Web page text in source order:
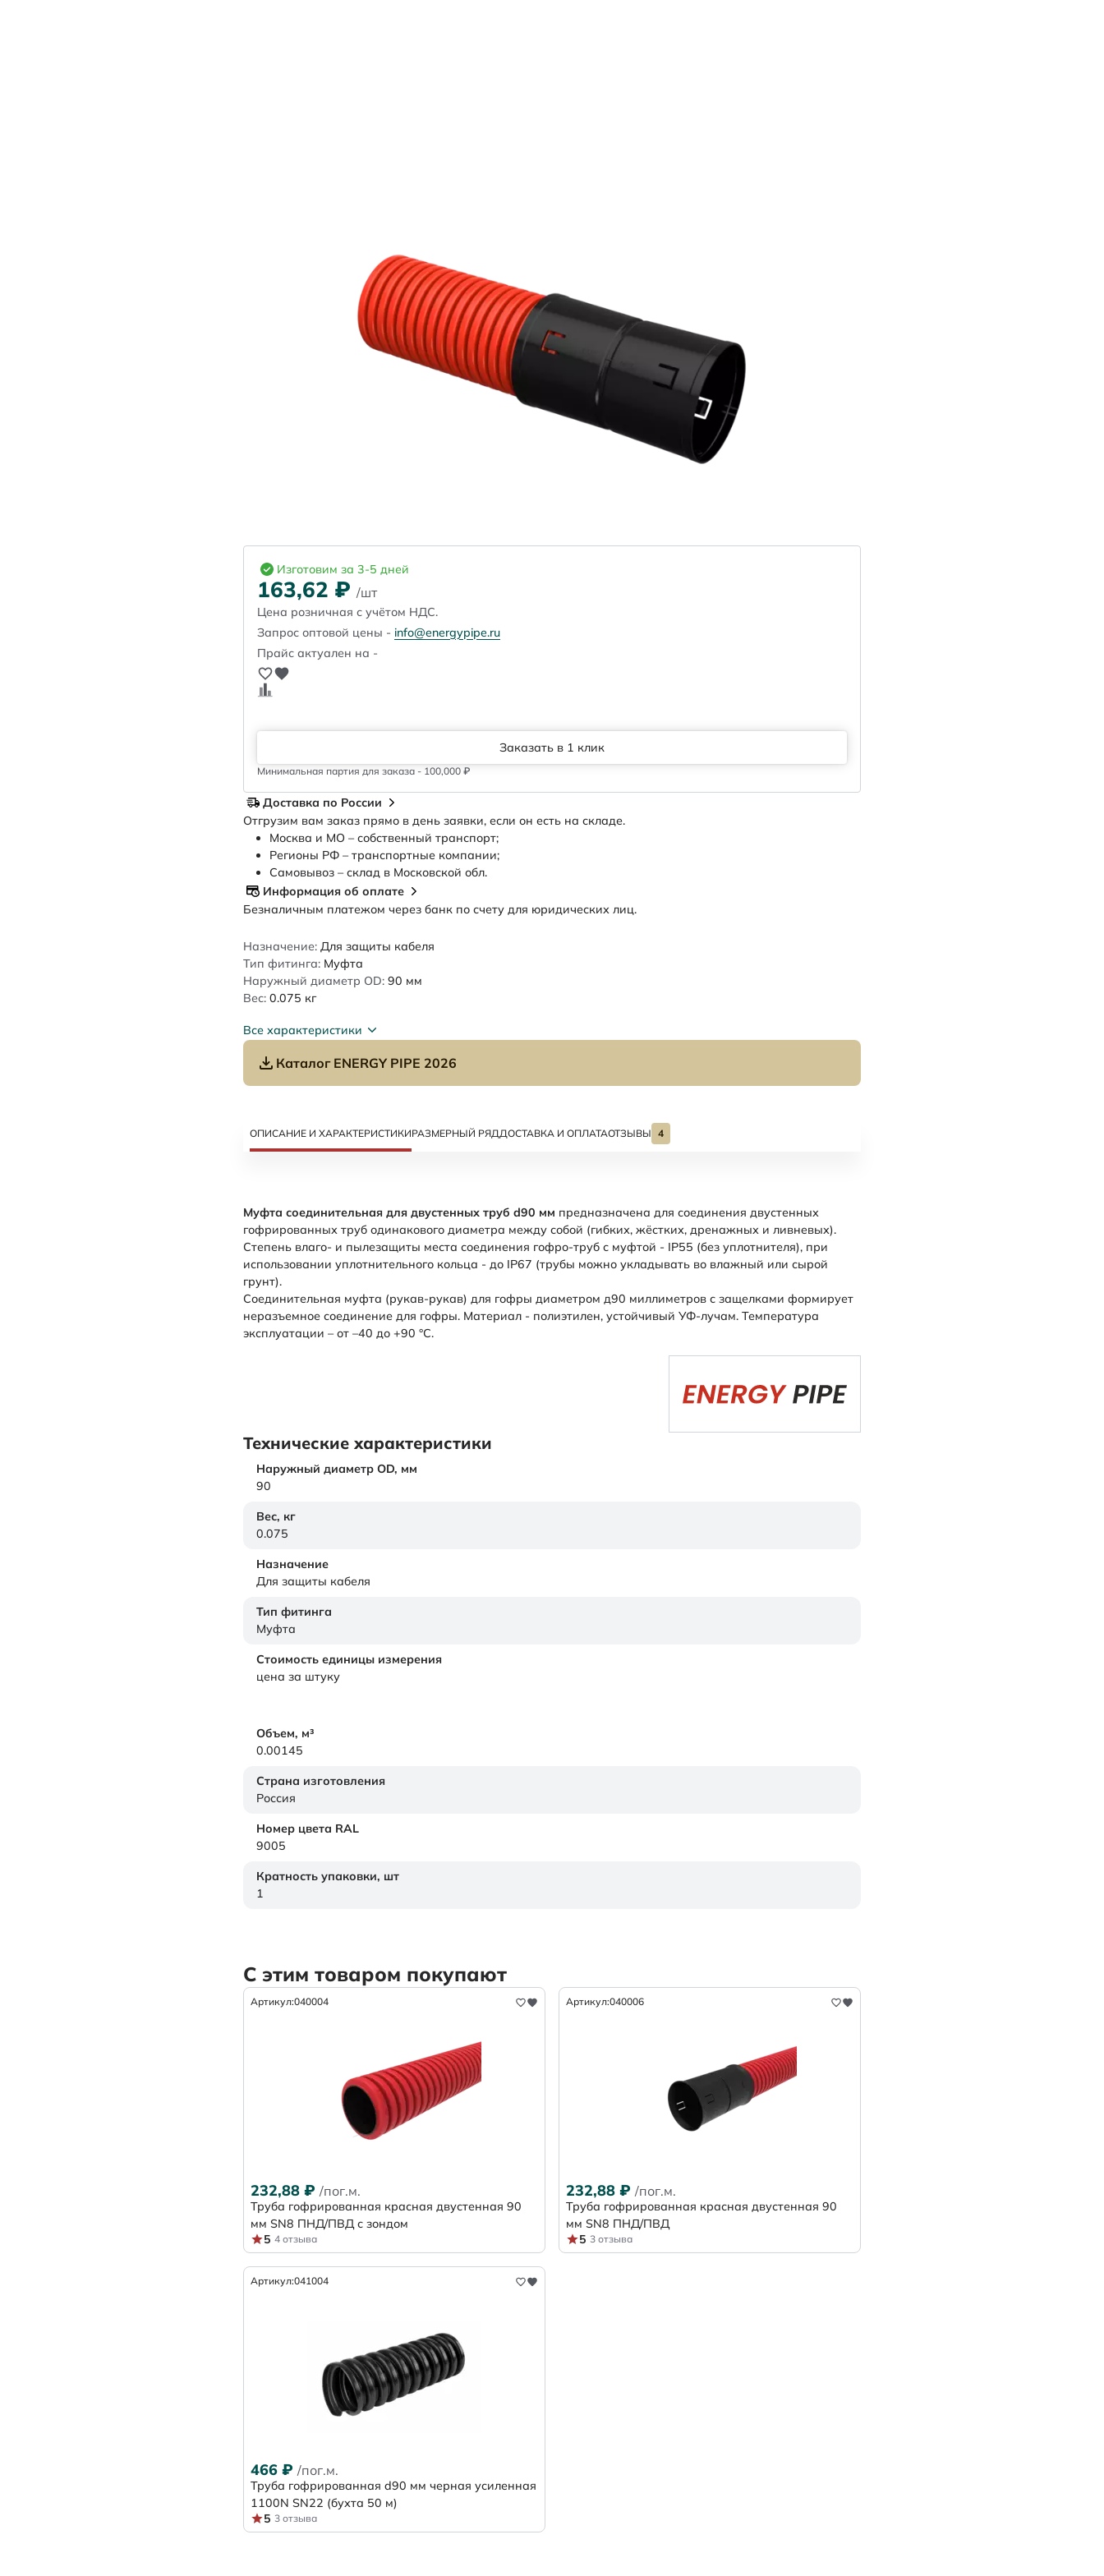
Назначение: Для защиты кабеля
Тип фитинга: Муфта
Наружный диаметр OD: 90 мм
Вес: 0.075 кг
Все характеристики
Каталог ENERGY PIPE 2026
Изготовим за 3-5 дней
163,62 ₽ /шт
Цена розничная с учётом НДС.
Запрос оптовой цены - info@energypipe.ru
Прайс актуален на -
Заказать в 1 клик
Минимальная партия для заказа - 100,000 ₽
Доставка по России
Отгрузим вам заказ прямо в день заявки, если он есть на складе.
Москва и МО – собственный транспорт;
Регионы РФ – транспортные компании;
Самовывоз – склад в Московской обл.
Информация об оплате
Безналичным платежом через банк по счету для юридических лиц.
ОПИСАНИЕ И ХАРАКТЕРИСТИКИРАЗМЕРНЫЙ РЯДДОСТАВКА И ОПЛАТАОТЗЫВЫ 4
Муфта соединительная для двустенных труб d90 мм предназначена для соединения двустенных
гофрированных труб одинакового диаметра между собой (гибких, жёстких, дренажных и ливнeвых).
Степень влаго- и пылезащиты места соединения гофро-труб с муфтой - IP55 (без уплотнителя), при
использовании уплотнительного кольца - до IP67 (трубы можно укладывать во влажный или сырой
грунт).
Соединительная муфта (рукав-рукав) для гофры диаметром д90 миллиметров с защелками формирует
неразъемное соединение для гофры. Материал - полиэтилен, устойчивый УФ-лучам. Температура
эксплуатации – от –40 до +90 °С.
Технические характеристики
Наружный диаметр OD, мм
90
Вес, кг
0.075
Назначение
Для защиты кабеля
Тип фитинга
Муфта
Стоимость единицы измерения
цена за штуку
Объем, м³
0.00145
Страна изготовления
Россия
Номер цвета RAL
9005
Кратность упаковки, шт
1
С этим товаром покупают
Артикул:040004
232,88 ₽ /пог.м.
Труба гофрированная красная двустенная 90
мм SN8 ПНД/ПВД с зондом
5 4 отзыва
Артикул:040006
232,88 ₽ /пог.м.
Труба гофрированная красная двустенная 90
мм SN8 ПНД/ПВД
5 3 отзыва
Артикул:041004
466 ₽ /пог.м.
Труба гофрированная d90 мм черная усиленная
1100N SN22 (бухта 50 м)
5 3 отзыва